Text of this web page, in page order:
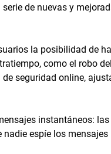
de nuevas y
la posibilidad de
como el robo
seguridad online,
instantáneos:
nadie espíe los mensajes